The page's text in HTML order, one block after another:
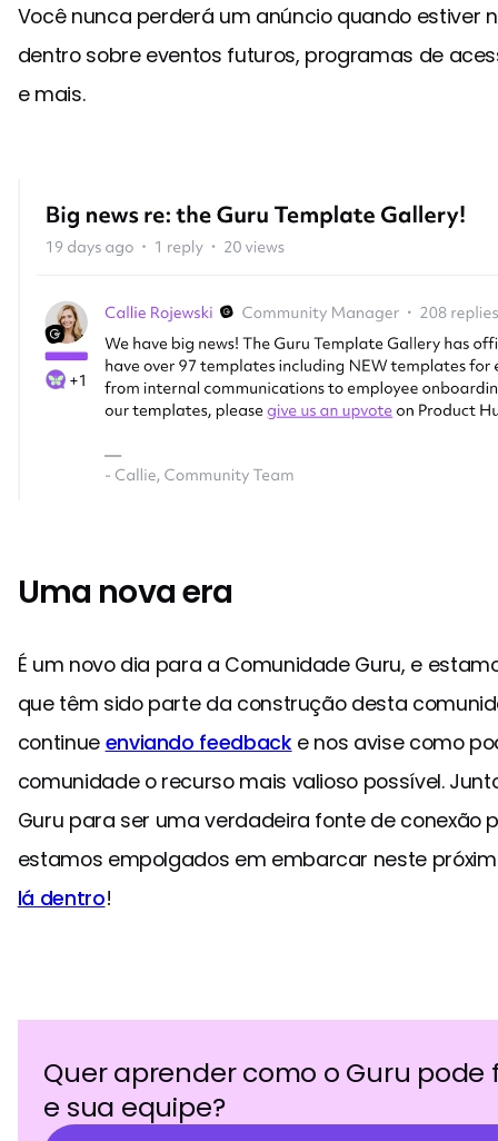
Você nunca perderá um anúncio quando estiver
dentro sobre eventos futuros, programas de
e mais.
Uma nova era
É um novo dia para a Comunidade Guru, e
que têm sido parte da construção desta
continue enviando feedback e nos avise como
comunidade o recurso mais valioso possível.
Guru para ser uma verdadeira fonte de conexão
estamos empolgados em embarcar neste
lá dentro!
Quer aprender como o Guru
e sua equipe?